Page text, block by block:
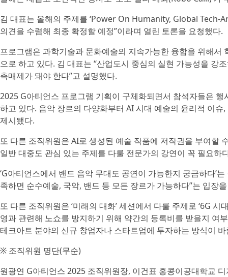
김 대표는 올해의 주제를 ‘Power On Humanity, Global Tech-
의견을 수렴해 최종 확정할 예정”이라며 열린 토론을 요청했다.
프로그램은 과학기술과 문화예술의 지속가능한 융합을 위해서
으로 하고 있다. 김 대표는 “산업도시 중심의 실현 가능성을 강
촉매제가 돼야 한다”고 설명했다.
2025 G아티언스 프로그램 기획이 구체화되면서 참석자들은
하고 있다. 음악 장르의 다양화부터 AI 시대 예술의 윤리적 이
제시됐다.
또 다른 조직위원은 AI로 생성된 예술 작품에 저작권을 부여할
일반 대중도 관심 있는 주제를 다룰 전문가의 강연이 꼭 필요하
‘G아티언스에서 밴드 음악 무대도 공연이 가능한지 궁금하다’
족하면 순수예술, 국악, 밴드 등 모든 장르가 가능하다”는 입장
또 다른 조직위원은 ‘미래의 대화’ 세션에서 다룰 주제로 ‘6G
영과 관련해 노쇼를 방지하기 위해 약간의 등록비를 받을지 여
테크아트 분야의 신규 창업자나 스타트업에 투자하는 방식이
※ 조직위원 명단(무순)
원광연 G아티언스 2025 조직위원장, 이건표 홍콩이공대학교